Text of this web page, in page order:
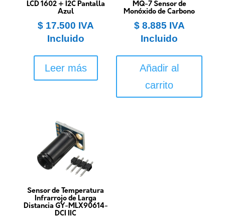
LCD 1602 + I2C Pantalla
Azul
$17.500 IVA
Incluido
Leer más
MQ-7 Sensor de
Monóxido de Carbono
$8.885 IVA
Incluido
Añadir al
carrito
Sensor de Temperatura
Infrarrojo de Larga
Distancia GY-MLX90614-
DCI IIC